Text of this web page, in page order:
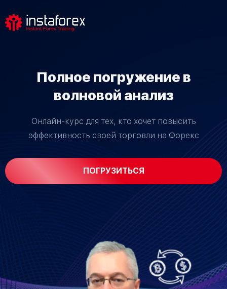
Полное погружение в
волновой анализ
Онлайн-курс для тех, кто хочет повысить
эффективность своей торговли на Форекс
ПОГРУЗИТЬСЯ